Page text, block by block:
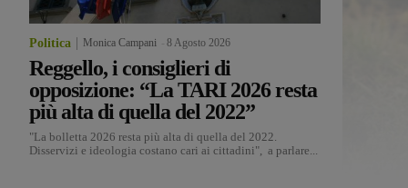
Politica Monica Campani 8 Agosto 2026
Reggello, i consiglieri di
opposizione: “La TARI 2026 resta
più alta di quella del 2022”
"La bolletta 2026 resta più alta di quella del 2022.
Disservizi e ideologia costano cari ai cittadini", a parlare...